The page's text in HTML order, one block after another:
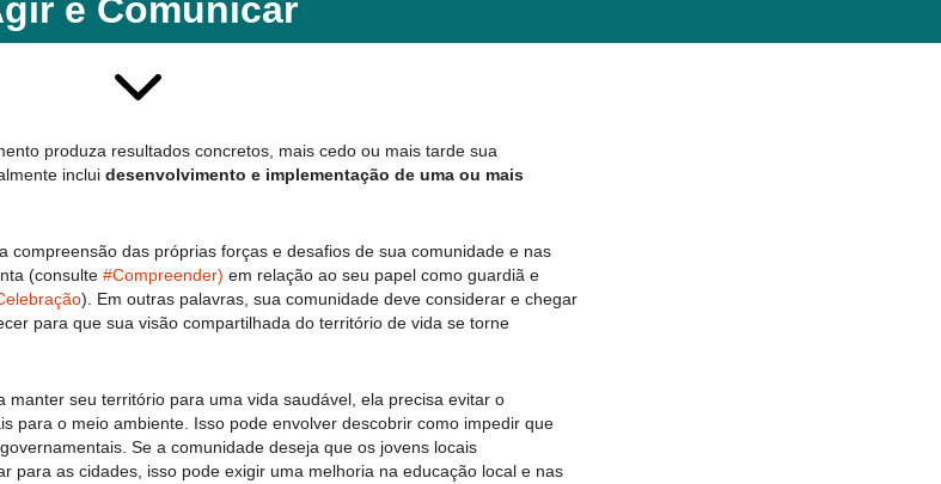
e Comunicar
produza resultados concretos, mais cedo ou mais tarde sua
inclui desenvolvimento e implementação de uma ou mais
compreensão das próprias forças e desafios de sua comunidade e nas
(consulte #Compreender) em relação ao seu papel como guardiã e
). Em outras palavras, sua comunidade deve considerar e chegar
para que sua visão compartilhada do território de vida se torne
manter seu território para uma vida saudável, ela precisa evitar o
para o meio ambiente. Isso pode envolver descobrir como impedir que
Se a comunidade deseja que os jovens locais
para as cidades, isso pode exigir uma melhoria na educação local e nas